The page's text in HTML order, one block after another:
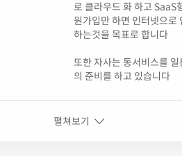
로 클라우드 화 하고 SaaS
원가입만 하면 인터넷으로
하는것을 목표로 합니다
또한 자사는 동서비스를
의 준비를 하고 있습니다
펼쳐보기